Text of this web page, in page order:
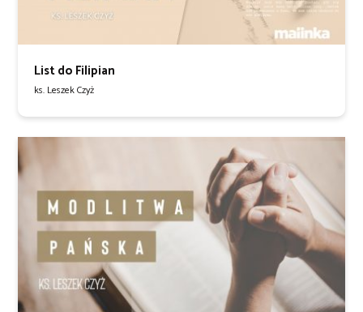
List do Filipian
ks. Leszek Czyż